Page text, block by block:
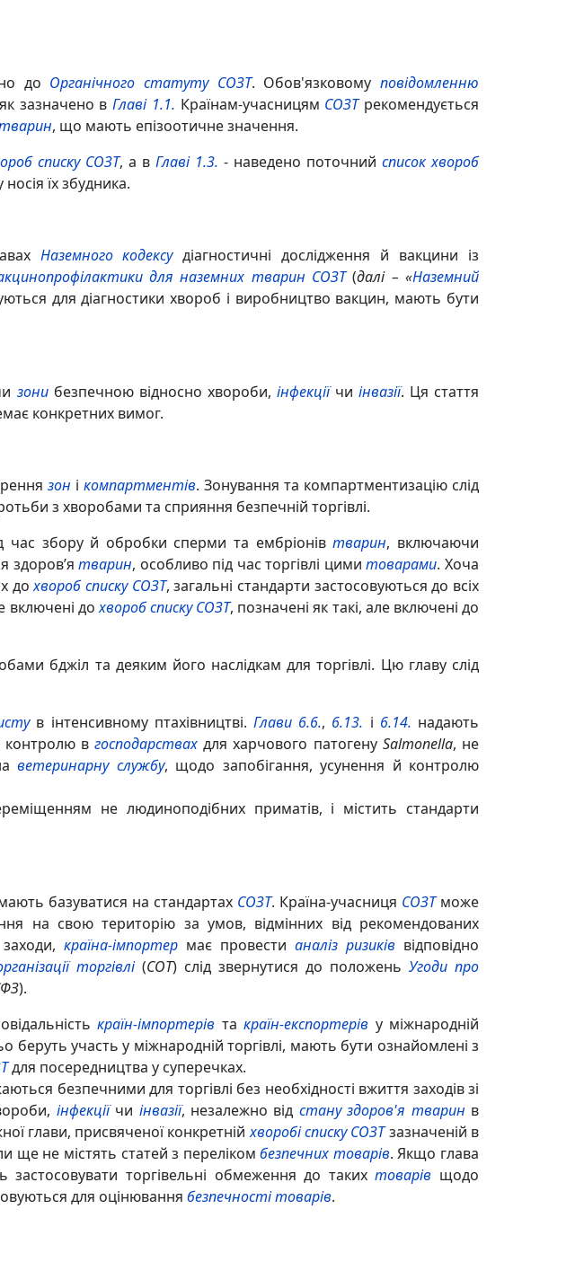
до Органічного статуту СОЗТ. Обов'язковомуповідомленню
зазначено вГлаві 1.1. Країнам-учасницям СОЗТрекомендується
, що мають епізоотичне значення.
списку СОЗТ, а в Главі 1.3. - наведено поточний список хвороб
їх збудника.
Наземного кодексудіагностичні дослідження й вакцини із
для наземних тварин СОЗТ(далі – «Наземний
для діагностики хвороб і виробництво вакцин, мають бути
зонибезпечною відносно хвороби, інфекціїчи інвазії. Ця стаття
конкретних вимог.
зон і компартментів. Зонування та компартментизацію слід
з хворобами та сприяння безпечній торгівлі.
час збору й обробки сперми та ембріонівтварин, включаючи
здоров’ятварин, особливо під час торгівлі цимитоварами. Хоча
дохвороб списку СОЗТ, загальні стандарти застосовуються до всіх
включені дохвороб списку СОЗТ, позначені як такі, але включені до
бджіл та деяким його наслідкам для торгівлі. Цю главу слід
в інтенсивному птахівництві.Глави 6.6., 6.13. і 6.14. надають
контролю в господарствахдля харчового патогену Salmonella, не
ветеринарну службу, щодо запобігання, усунення й контролю
не людиноподібних приматів, і містить стандарти
базуватися на стандартах СОЗТ. Країна-учасниця СОЗТможе
на свою територію за умов, відмінних від рекомендованих
країна-імпортермає провести аналіз ризиківвідповідно
торгівлі(СОТ) слід звернутися до положень Угоди про
).
країн-імпортерів та країн-експортерів у міжнародній
беруть участь у міжнародній торгівлі, мають бути ознайомлені з
для посередництва у суперечках.
безпечними для торгівлі без необхідності вжиття заходів зі
інфекціїчи інвазії, незалежно від стану здоров'я тварин в
глави, присвяченої конкретнійхворобі списку СОЗТзазначеній в
ще не містять статей з перелікомбезпечних товарів. Якщо глава
застосовувати торгівельні обмеження до такихтоварів щодо
для оцінювання безпечності товарів.